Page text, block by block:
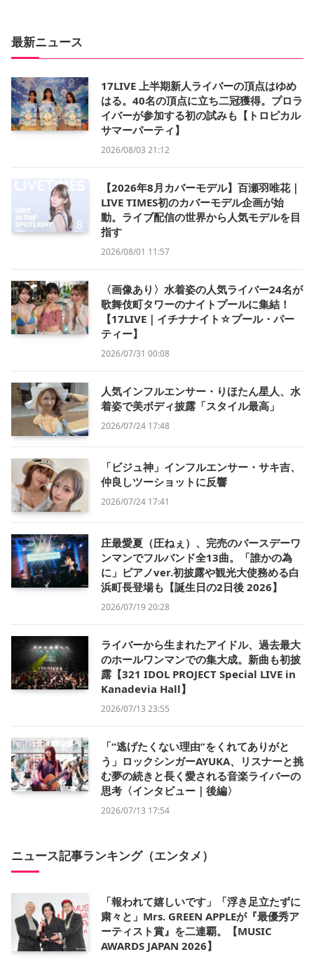
最新ニュース
17LIVE 上半期新人ライバーの頂点はゆめ
はる。40名の頂点に立ち二冠獲得。プロラ
イバーが参加する初の試みも【トロピカル
サマーパーティ】
2026/08/03 21:12
【2026年8月カバーモデル】百瀬羽唯花｜
LIVE TIMES初のカバーモデル企画が始
動。ライブ配信の世界から人気モデルを目
指す
2026/08/01 11:57
〈画像あり〉水着姿の人気ライバー24名が
歌舞伎町タワーのナイトプールに集結！
【17LIVE｜イチナナイト☆プール・パー
ティー】
2026/07/31 00:08
人気インフルエンサー・りほたん星人、水
着姿で美ボディ披露「スタイル最高」
2026/07/24 17:48
「ビジュ神」インフルエンサー・サキ吉、
仲良しツーショットに反響
2026/07/24 17:41
庄最愛夏（圧ねぇ）、完売のバースデーワ
ンマンでフルバンド全13曲。「誰かの為
に」ピアノver.初披露や観光大使務める白
浜町長登場も【誕生日の2日後 2026】
2026/07/19 20:28
ライバーから生まれたアイドル、過去最大
のホールワンマンでの集大成。新曲も初披
露【321 IDOL PROJECT Special LIVE in
Kanadevia Hall】
2026/07/13 23:55
「“逃げたくない理由”をくれてありがと
う」ロックシンガーAYUKA、リスナーと挑
む夢の続きと長く愛される音楽ライバーの
思考〈インタビュー｜後編〉
2026/07/13 17:54
ニュース記事ランキング（エンタメ）
「報われて嬉しいです」「浮き足立たずに
粛々と」Mrs. GREEN APPLEが『最優秀ア
ーティスト賞』を二連覇。【MUSIC
AWARDS JAPAN 2026】